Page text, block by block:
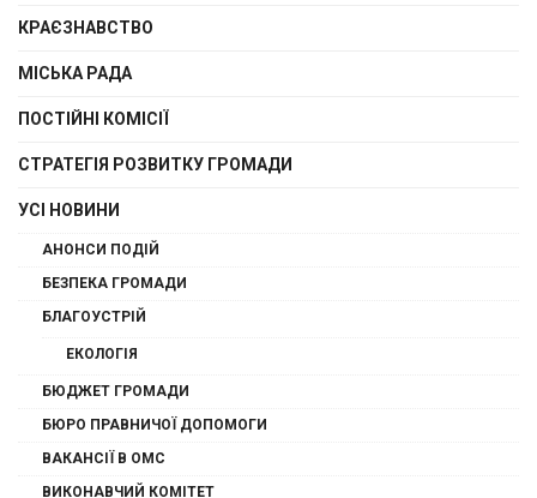
КРАЄЗНАВСТВО
МІСЬКА РАДА
ПОСТІЙНІ КОМІСІЇ
СТРАТЕГІЯ РОЗВИТКУ ГРОМАДИ
УСІ НОВИНИ
АНОНСИ ПОДІЙ
БЕЗПЕКА ГРОМАДИ
БЛАГОУСТРІЙ
ЕКОЛОГІЯ
БЮДЖЕТ ГРОМАДИ
БЮРО ПРАВНИЧОЇ ДОПОМОГИ
ВАКАНСІЇ В ОМС
ВИКОНАВЧИЙ КОМІТЕТ